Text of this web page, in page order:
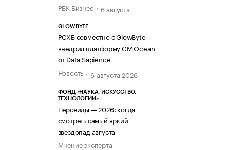
РБК Бизнес
6 августа
GLOWBYTE
РСХБ совместно с GlowByte
внедрил платформу CM Ocean
от Data Sapience
Новость
6 августа 2026
ФОНД «НАУКА. ИСКУССТВО.
ТЕХНОЛОГИИ»
Персеиды — 2026: когда
смотреть самый яркий
звездопад августа
Мнение эксперта